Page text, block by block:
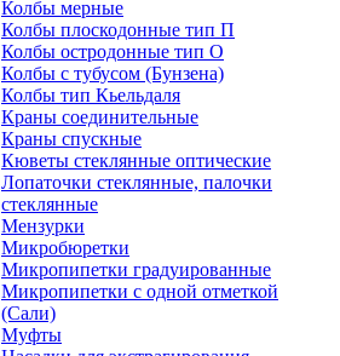
Колбы мерные
Колбы плоскодонные тип П
Колбы остродонные тип О
Колбы с тубусом (Бунзена)
Колбы тип Кьельдаля
Краны соединительные
Краны спускные
Кюветы стеклянные оптические
Лопаточки стеклянные, палочки
стеклянные
Мензурки
Микробюретки
Микропипетки градуированные
Микропипетки с одной отметкой
(Сали)
Муфты